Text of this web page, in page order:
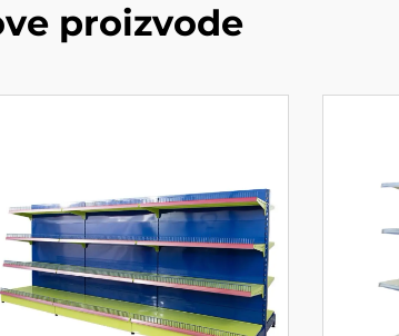
proizvode